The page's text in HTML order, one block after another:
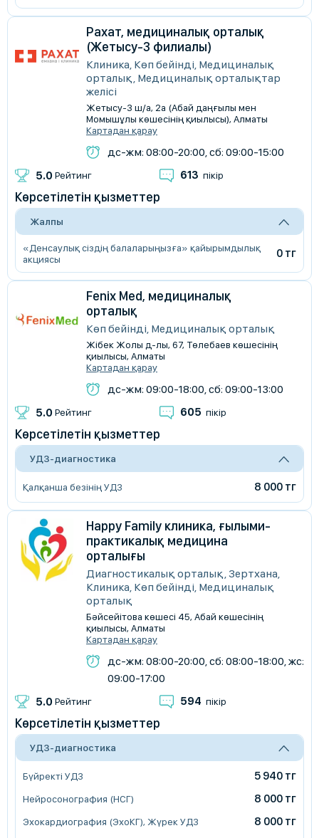
Рахат, медициналық орталық
(Жетысу-3 филиалы)
Клиника, Көп бейінді, Медициналық
орталық, Медициналық орталықтар
желісі
Жетысу-3 ш/а, 2а (Абай даңғылы мен
Момышұлы көшесінің қиылысы), Алматы
Картадан қарау
дс-жм: 08:00-20:00, сб: 09:00-15:00
5.0 Рейтинг 613 пікір
Көрсетілетін қызметтер
Жалпы
«Денсаулық сіздің балаларыңызға» қайырымдылық
акциясы
0 тг
Fenix Med, медициналық
орталық
Көп бейінді, Медициналық орталық
Жібек Жолы д-лы, 67, Төлебаев көшесінің
қиылысы, Алматы
Картадан қарау
дс-жм: 09:00-18:00, сб: 09:00-13:00
5.0 Рейтинг 605 пікір
Көрсетілетін қызметтер
УДЗ-диагностика
Қалқанша безінің УДЗ 8 000 тг
Happy Family клиника, ғылыми-
практикалық медицина
орталығы
Диагностикалық орталық, Зертхана,
Клиника, Көп бейінді, Медициналық
орталық
Бәйсейітова көшесі 45, Абай көшесінің
қиылысы, Алматы
Картадан қарау
дс-жм: 08:00-20:00, сб: 08:00-18:00, жс:
09:00-17:00
5.0 Рейтинг 594 пікір
Көрсетілетін қызметтер
УДЗ-диагностика
Бүйректі УДЗ 5 940 тг
Нейросонография (НСГ) 8 000 тг
Эхокардиография (ЭхоКГ), Жүрек УДЗ
8 000 тг